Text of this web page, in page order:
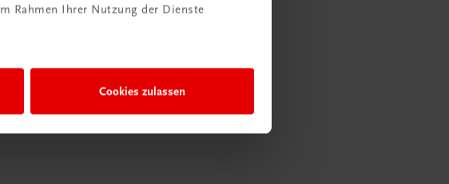
Rahmen Ihrer Nutzung der Dienste
Cookies zulassen